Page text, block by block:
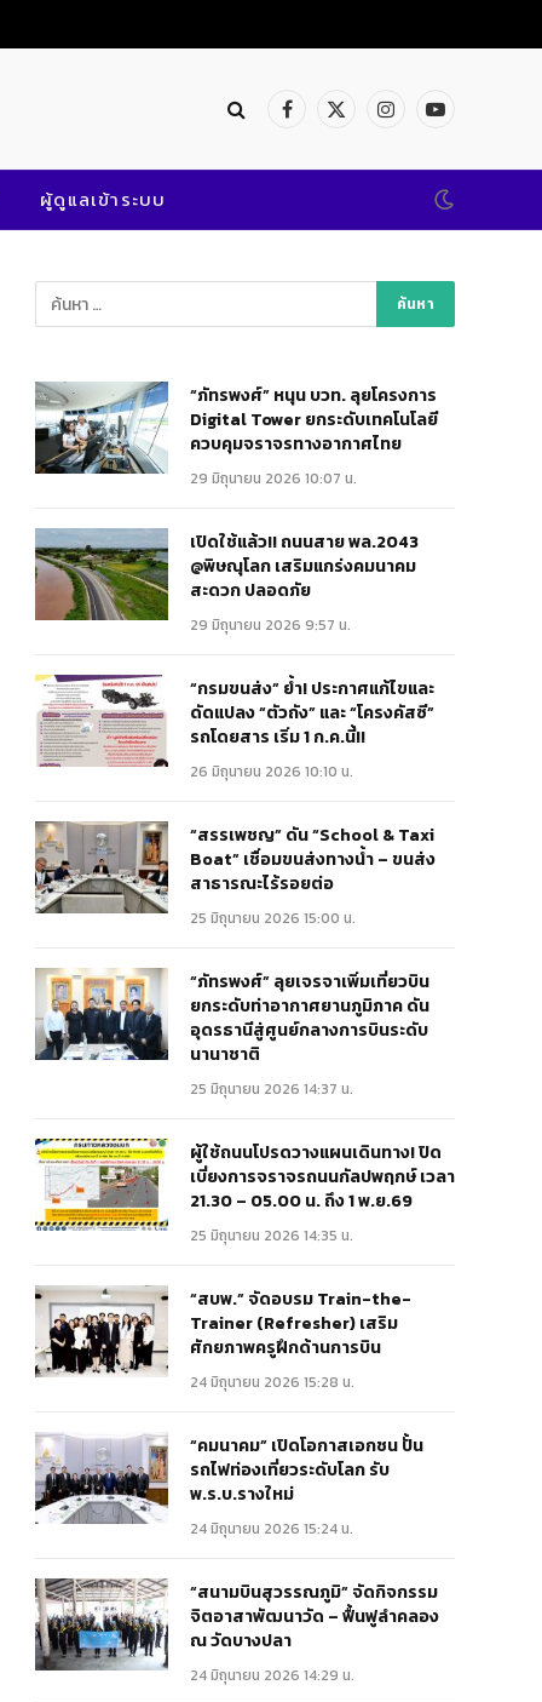
Facebook
X
InstagramYouTube
ผู้ดูแลเข้าระบบ
“ภัทรพงศ์” หนุน บวท. ลุยโครงการ
Digital Tower ยกระดับเทคโนโลยี
ควบคุมจราจรทางอากาศไทย
29 มิถุนายน 2026 10:07 น.
เปิดใช้แล้ว!! ถนนสาย พล.2043
@พิษณุโลก เสริมแกร่งคมนาคม
สะดวก ปลอดภัย
29 มิถุนายน 2026 9:57 น.
“กรมขนส่ง” ย้ำ! ประกาศแก้ไขและ
ดัดแปลง “ตัวถัง” และ “โครงคัสซี”
รถโดยสาร เริ่ม 1 ก.ค.นี้!!
26 มิถุนายน 2026 10:10 น.
“สรรเพชญ” ดัน “School & Taxi
Boat” เชื่อมขนส่งทางน้ำ – ขนส่ง
สาธารณะไร้รอยต่อ
25 มิถุนายน 2026 15:00 น.
“ภัทรพงศ์” ลุยเจรจาเพิ่มเที่ยวบิน
ยกระดับท่าอากาศยานภูมิภาค ดัน
อุดรธานีสู่ศูนย์กลางการบินระดับ
นานาชาติ
25 มิถุนายน 2026 14:37 น.
ผู้ใช้ถนนโปรดวางแผนเดินทาง! ปิด
เบี่ยงการจราจรถนนกัลปพฤกษ์ เวลา
21.30 – 05.00 น. ถึง 1 พ.ย.69
25 มิถุนายน 2026 14:35 น.
“สบพ.” จัดอบรม Train-the-
Trainer (Refresher) เสริม
ศักยภาพครูฝึกด้านการบิน
24 มิถุนายน 2026 15:28 น.
“คมนาคม” เปิดโอกาสเอกชน ปั้น
รถไฟท่องเที่ยวระดับโลก รับ
พ.ร.บ.รางใหม่
24 มิถุนายน 2026 15:24 น.
“สนามบินสุวรรณภูมิ” จัดกิจกรรม
จิตอาสาพัฒนาวัด – ฟื้นฟูลำคลอง
ณ วัดบางปลา
24 มิถุนายน 2026 14:29 น.